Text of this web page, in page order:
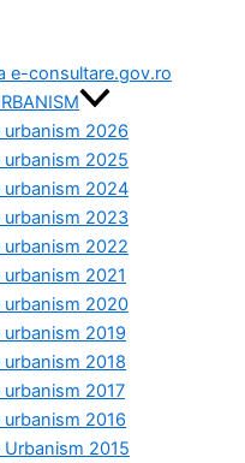
e-consultare.gov.ro
2026
2025
urbanism 2024
urbanism 2023
2022
2021
urbanism 2020
2019
2018
2017
2016
2015